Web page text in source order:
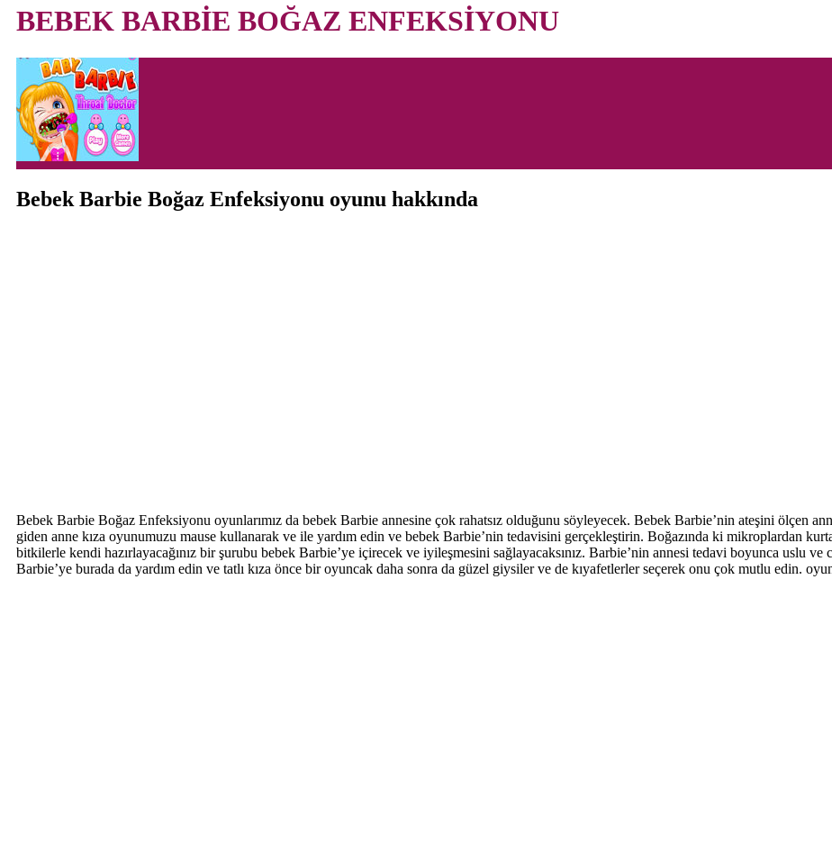
BEBEK BARBİE BOĞAZ ENFEKSİYONU
Bebek Barbie Boğaz Enfeksiyonu oyunu hakkında
Bebek Barbie Boğaz Enfeksiyonu oyunlarımız da bebek Barbie annesine çok rahatsız olduğunu söyleyecek. Bebek Barbie’nin ateşini ölçen
giden anne kıza oyunumuzu mause kullanarak ve ile yardım edin ve bebek Barbie’nin tedavisini gerçekleştirin. Boğazında ki mikroplardan
bitkilerle kendi hazırlayacağınız bir şurubu bebek Barbie’ye içirecek ve iyileşmesini sağlayacaksınız. Barbie’nin annesi tedavi boyunca uslu
Barbie’ye burada da yardım edin ve tatlı kıza önce bir oyuncak daha sonra da güzel giysiler ve de kıyafetlerler seçerek onu çok mutlu edin.